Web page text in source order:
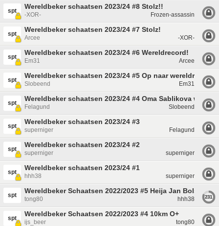
spt
Wereldbeker schaatsen 2023/24 #8 Stolz!!
-XOR- Frozen-assassin
spt
Wereldbeker schaatsen 2023/24 #7 Stolz!
Arcee -XOR-
spt
Wereldbeker schaatsen 2023/24 #6 Wereldrecord!
Em31 Arcee
spt
Wereldbeker schaatsen 2023/24 #5 Op naar wereldrecords
Slobeend Em31
spt
Wereldbeker schaatsen 2023/24 #4 Oma Sablikova wint,
Felagund Slobeend
spt
Wereldbeker schaatsen 2023/24 #3
superniger Felagund
spt
Wereldbeker schaatsen 2023/24 #2
superniger superniger
spt
Wereldbeker schaatsen 2023/24 #1
hhh38 superniger
spt
Wereldbeker Schaatsen 2022/2023 #5 Heija Jan Bols......
tong80 hhh38 231
spt
Wereldbeker Schaatsen 2022/2023 #4 10km O+
ijs_beer tong80